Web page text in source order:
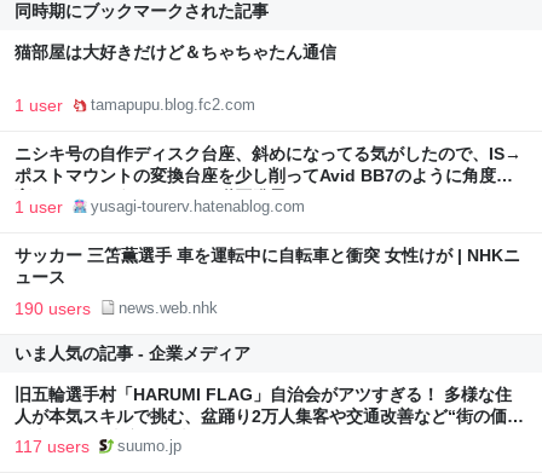
同時期にブックマークされた記事
猫部屋は大好きだけど＆ちゃちゃたん通信
1 user tamapupu.blog.fc2.com
ニシキ号の自作ディスク台座、斜めになってる気がしたので、IS→
ポストマウントの変換台座を少し削ってAvid BB7のように角度を
変えられるようにした。＆磁石発電のテールライト - ゆ～さぎのク
ルマ道！（時々自転車！）
1 user yusagi-tourerv.hatenablog.com
サッカー 三笘薫選手 車を運転中に自転車と衝突 女性けが | NHKニ
ュース
190 users news.web.nhk
いま人気の記事 - 企業メディア
旧五輪選手村「HARUMI FLAG」自治会がアツすぎる！ 多様な住
人が本気スキルで挑む、盆踊り2万人集客や交通改善など“街の価値
向上”戦略 東京・中央区
117 users suumo.jp